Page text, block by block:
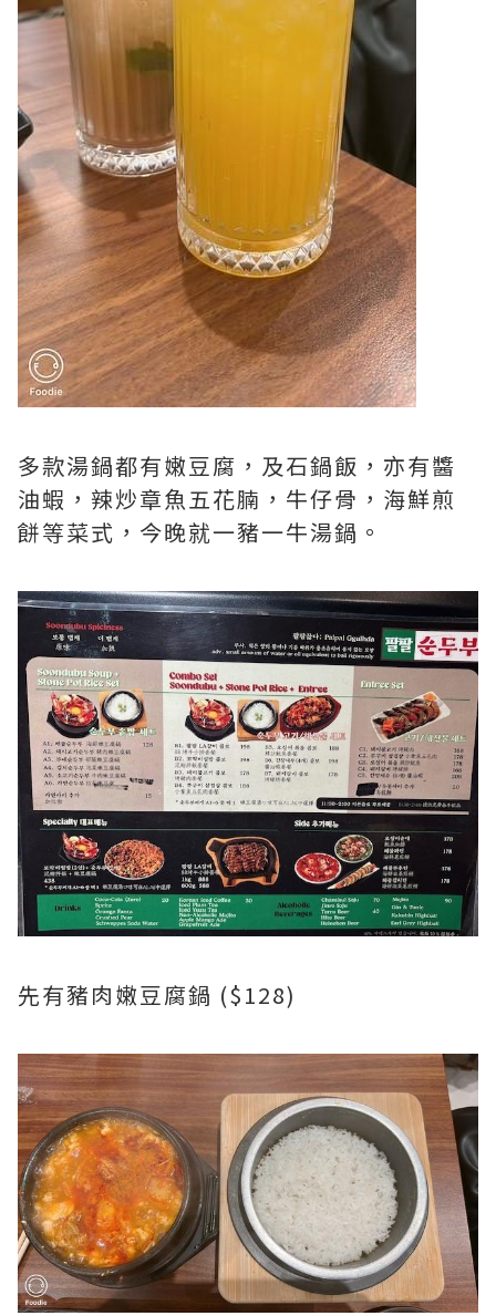
多款湯鍋都有嫩豆腐，及石鍋飯，亦有醬
油蝦，辣炒章魚五花腩，牛仔骨，海鮮煎
餅等菜式，今晚就一豬一牛湯鍋。
先有豬肉嫩豆腐鍋 ($128)